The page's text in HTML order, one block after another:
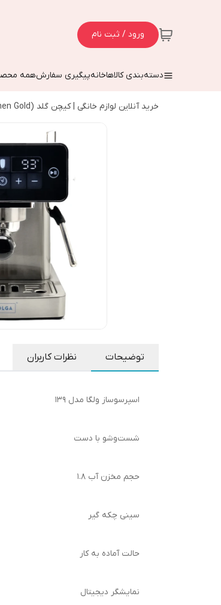
ورود / ثبت نام
دسته‌بندی کالاهاخانهپیگیری سفارشهمه
خرید آنلاین لوازم خانگی | کیچن گلد (Kitchen Gold)
توضیحات نظرات کاربران
اسپرسوساز ولگا مدل 139
شست‌وشو با دست
حجم مخزن آب 1.8
سینی چکه گیر
حالت آماده به کار
نمایشگر دیجیتال